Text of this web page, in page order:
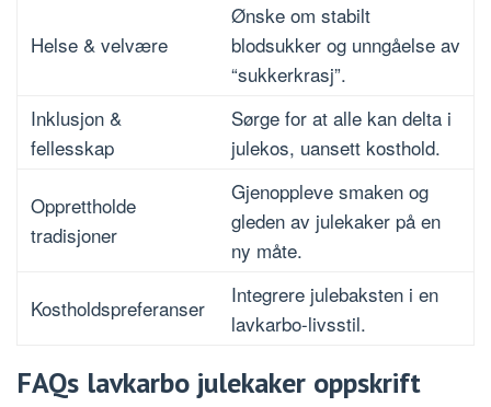
Helse & velvære
Ønske om stabilt
blodsukker og unngåelse av
“sukkerkrasj”.
Inklusjon &
fellesskap
Sørge for at alle kan delta i
julekos, uansett kosthold.
Opprettholde
tradisjoner
Gjenoppleve smaken og
gleden av julekaker på en
ny måte.
Kostholdspreferanser
Integrere julebaksten i en
lavkarbo-livsstil.
FAQs lavkarbo julekaker oppskrift